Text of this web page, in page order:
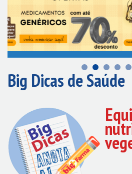
Big Dicas de Saúde